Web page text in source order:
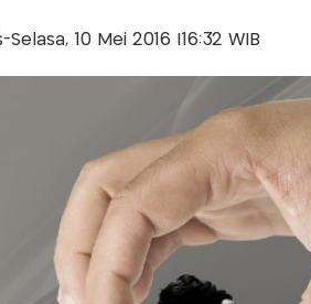
Selasa, 10 Mei 2016 |16:32 WIB